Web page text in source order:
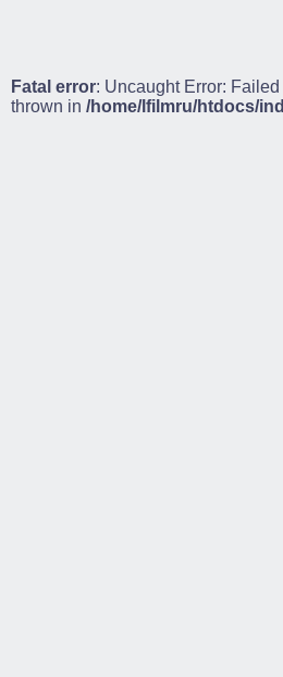
Fatal error: Uncaught Error:
thrown in /home/lfilmru/htdocs/